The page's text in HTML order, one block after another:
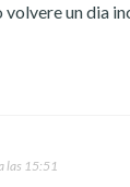
un dia
las 15:51